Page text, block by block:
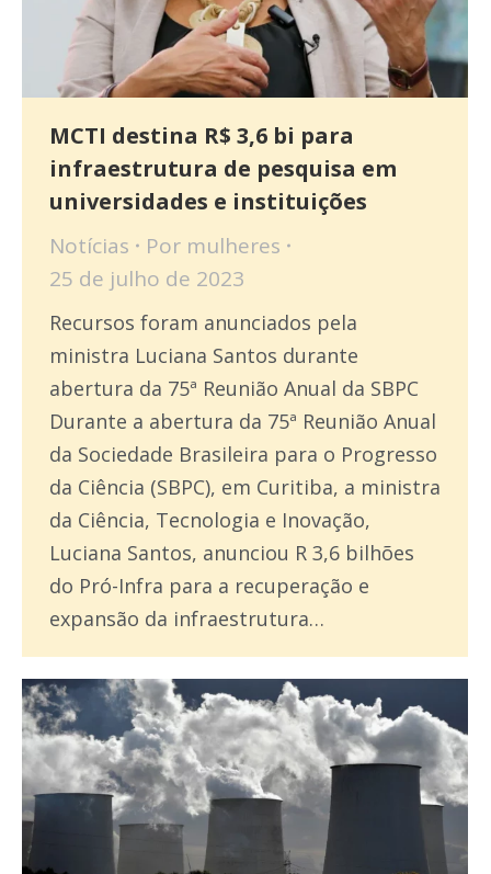
MCTI destina R$ 3,6 bi para
infraestrutura de pesquisa em
universidades e instituições
Notícias Por mulheres
25 de julho de 2023
Recursos foram anunciados pela
ministra Luciana Santos durante
abertura da 75ª Reunião Anual da SBPC
Durante a abertura da 75ª Reunião Anual
da Sociedade Brasileira para o Progresso
da Ciência (SBPC), em Curitiba, a ministra
da Ciência, Tecnologia e Inovação,
Luciana Santos, anunciou R 3,6 bilhões
do Pró-Infra para a recuperação e
expansão da infraestrutura…